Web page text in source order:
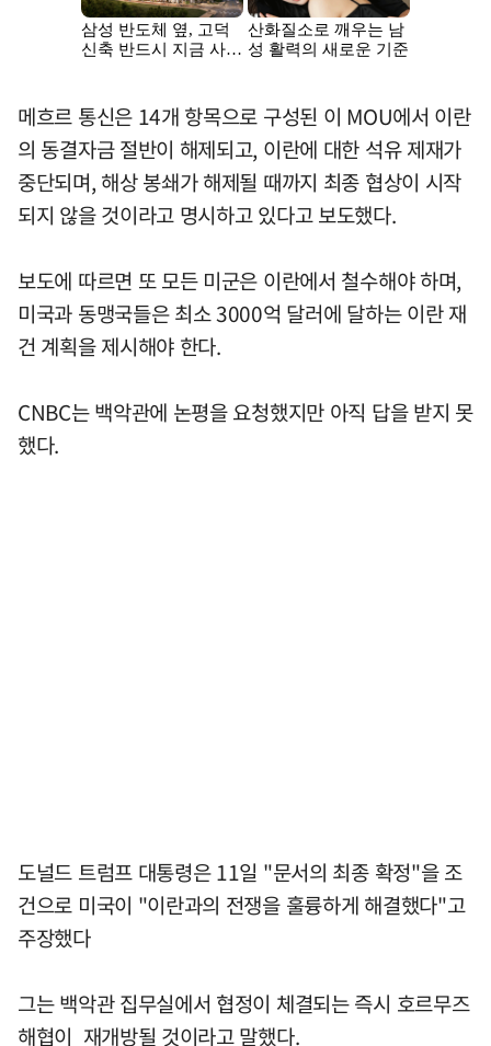
메흐르 통신은 14개 항목으로 구성된 이 MOU에서 이란
의 동결자금 절반이 해제되고, 이란에 대한 석유 제재가
중단되며, 해상 봉쇄가 해제될 때까지 최종 협상이 시작
되지 않을 것이라고 명시하고 있다고 보도했다.
보도에 따르면 또 모든 미군은 이란에서 철수해야 하며,
미국과 동맹국들은 최소 3000억 달러에 달하는 이란 재
건 계획을 제시해야 한다.
CNBC는 백악관에 논평을 요청했지만 아직 답을 받지 못
했다.
도널드 트럼프 대통령은 11일 "문서의 최종 확정"을 조
건으로 미국이 "이란과의 전쟁을 훌륭하게 해결했다"고
주장했다
그는 백악관 집무실에서 협정이 체결되는 즉시 호르무즈
해협이 재개방될 것이라고 말했다.